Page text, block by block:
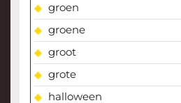
groen
groene
groot
grote
halloween